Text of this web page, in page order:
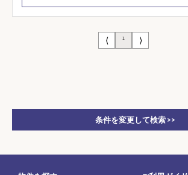
⟨ 1 ⟩
条件を変更して検索 >>